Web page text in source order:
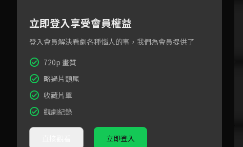
立即登入享受會員權益
登入會員解決看劇各種惱人的事，我們為會員提供了
720p 畫質
略過片頭尾
收藏片單
觀劇紀錄
立即登入